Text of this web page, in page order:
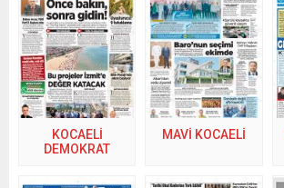
KOCAELİ
DEMOKRAT
MAVİ KOCAELİ